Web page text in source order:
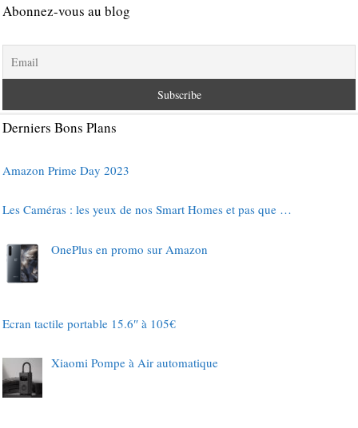
Abonnez-vous au blog
Derniers Bons Plans
Amazon Prime Day 2023
Les Caméras : les yeux de nos Smart Homes et pas que …
OnePlus en promo sur Amazon
Ecran tactile portable 15.6″ à 105€
Xiaomi Pompe à Air automatique